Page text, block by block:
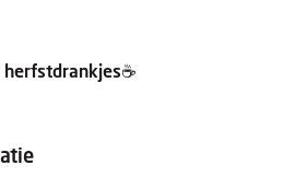
herfstdrankjes☕️